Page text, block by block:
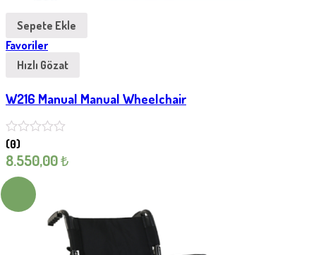
Sepete Ekle
Favoriler
Hızlı Gözat
W216 Manual Manual Wheelchair
(0)
8.550,00₺